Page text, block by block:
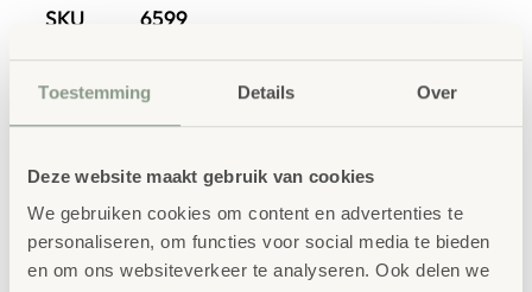
Toestemming Details Over
Deze website maakt gebruik van cookies
We gebruiken cookies om content en advertenties te
personaliseren, om functies voor social media te bieden
en om ons websiteverkeer te analyseren. Ook delen we
SKU 6599
Gerelateerde